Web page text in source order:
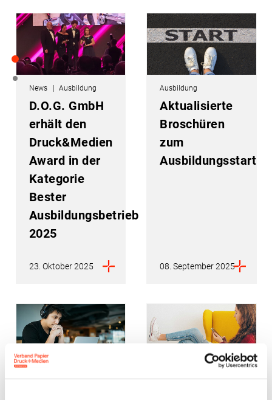
News Ausbildung
D.O.G. GmbH
erhält den
Druck&Medien
Award in der
Kategorie
Bester
Ausbildungsbetrieb
2025
23. Oktober 2025
Ausbildung
Aktualisierte
Broschüren
zum
Ausbildungsstart
08. September 2025
Ausbildung Ausbildung